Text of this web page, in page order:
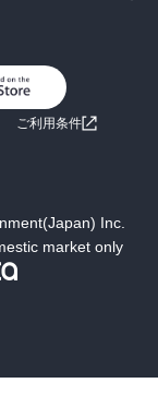
ベ
ご利用条件
Inc.
market only